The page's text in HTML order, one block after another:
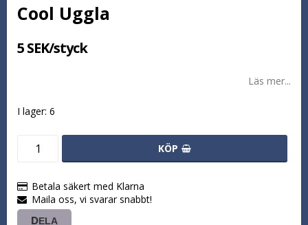
Cool Uggla
5 SEK/styck
Läs mer...
I lager: 6
KÖP
Betala säkert med Klarna
Maila oss, vi svarar snabbt!
DELA